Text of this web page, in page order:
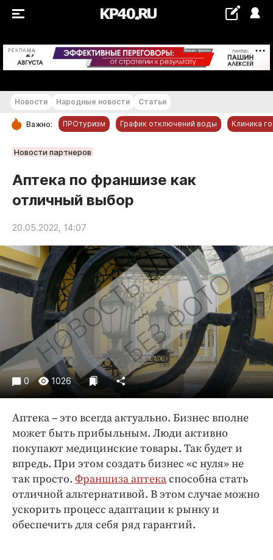
РЕКЛАМА +22...+23 °С
РУБРИКИ
Новости компаний
Статьи
Народные новости
Авто и транспорт
Благоустройство
Криминал
Культура
Недвижимость и ЖКХ
Образование
Общество
Погода
Праздники
Спорт
Экономика и бизнес
ПРОЕКТЫ
Блоги
Издания
Медиаперсона
Новости Народные новости Статьи
Важно: ПРОтуризм График отключений воды Клиника
Новости партнеров
Аптека по франшизе как
отличный выбор
20.05.2022, 14:07
0 1026
Аптека – это всегда актуально. Бизнес вполне
может быть прибыльным. Люди активно
покупают медицинские товары. Так будет и
впредь. При этом создать бизнес «с нуля» не
так просто. Франшиза аптекаспособна стать
отличной альтернативой. В этом случае можно
ускорить процесс адаптации к рынку и
обеспечить для себя ряд гарантий.